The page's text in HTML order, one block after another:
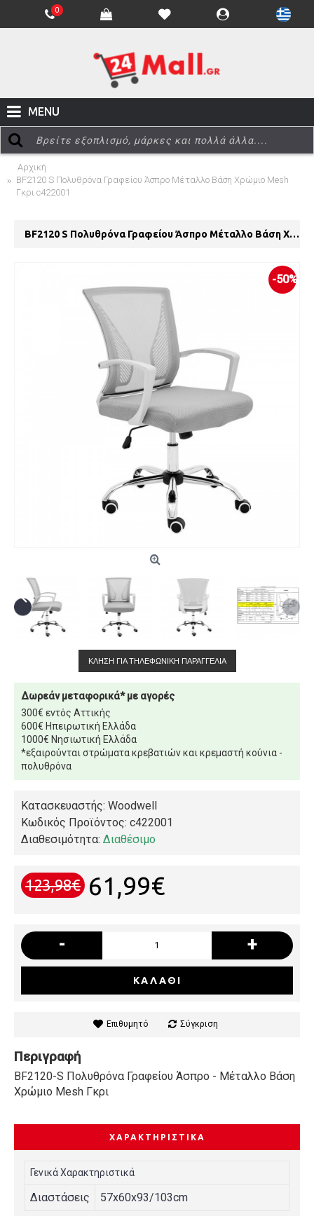
0
MENU
Αρχική
BF2120 S Πολυθρόνα Γραφείου Άσπρο Μέταλλο Βάση Χρώμιο Mesh
Γκρι c422001
BF2120 S Πολυθρόνα Γραφείου Άσπρο Μέταλλο Βάση Χρώμιο Mesh Γκρι c422001
-50%
ΚΛΉΣΗ ΓΙΑ ΤΗΛΕΦΩΝΙΚΉ ΠΑΡΑΓΓΕΛΊΑ
Δωρεάν μεταφορικά* με αγορές
300€ εντός Αττικής
600€ Ηπειρωτική Ελλάδα
1000€ Νησιωτική Ελλάδα
*εξαιρούνται στρώματα κρεβατιών και κρεμαστή κούνια -
πολυθρόνα
Κατασκευαστής: Woodwell
Κωδικός Προϊόντος: c422001
Διαθεσιμότητα: Διαθέσιμο
123,98€ 61,99€
- +
ΚΑΛΆΘΙ
Επιθυμητό Σύγκριση
Περιγραφή
BF2120-S Πολυθρόνα Γραφείου Άσπρο - Μέταλλο Βάση
Χρώμιο Mesh Γκρι
ΧΑΡΑΚΤΗΡΙΣΤΙΚΆ
Γενικά Χαρακτηριστικά
Διαστάσεις 57x60x93/103cm